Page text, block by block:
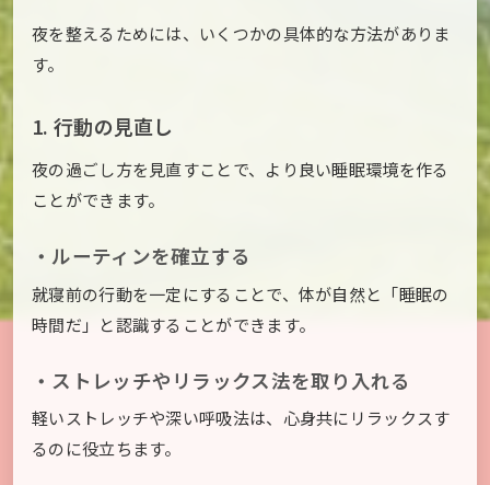
夜を整えるためには、いくつかの具体的な方法がありま
す。
1. 行動の見直し
夜の過ごし方を見直すことで、より良い睡眠環境を作る
ことができます。
・ルーティンを確立する
就寝前の行動を一定にすることで、体が自然と「睡眠の
時間だ」と認識することができます。
・ストレッチやリラックス法を取り入れる
軽いストレッチや深い呼吸法は、心身共にリラックスす
るのに役立ちます。